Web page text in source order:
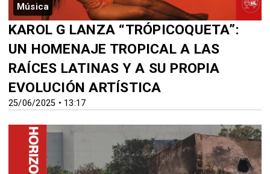
Música
25/06/2025 • 13:17
KAROL G LANZA “TRÓPICOQUETA”:
UN HOMENAJE TROPICAL A LAS
RAÍCES LATINAS Y A SU PROPIA
EVOLUCIÓN ARTÍSTICA